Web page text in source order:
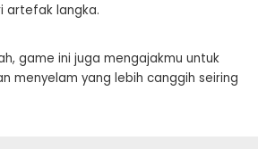
artefak langka.
game ini juga mengajakmu untuk
menyelam yang lebih canggih seiring